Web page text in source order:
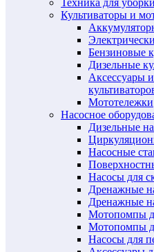
Культиваторы и
Бензиновые
Дизельные
Аксессуары
Мототележки
Насосное
Дизельные
Насосные
Насосы для
Дренажные
Дренажные
Мотопомпы
Мотопомпы
Насосы для